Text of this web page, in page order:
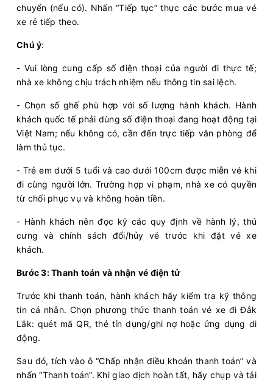
Giá vé: 400.000
18:01 10/08/2026 11/08 02:41 (8 giờ 40 phút)
Bến xe An Sương Văn phòng Buôn Hồ
Hải Luân Limousine 34 giường
Giá vé: 330.000 Còn trống: 16 Chọn mua
18:30 10/08/2026 11/08 03:00(8 giờ 30 phút)
Bến xe Miền
Văn phòng Buôn Mê
Limousine 34 giường
05:00 (10 giờ 30 phút)
Bến xe Miền Đông Bến xe Krông Năng
Giá vé:400.000 Còn trống:20 Chọn mua
chuyển (nếu có). Nhấn “Tiếp tục” thực các bước mua vé
xe rẻ tiếp theo.
Chú ý:
- Vui lòng cung cấp số điện thoại của người đi thực tế;
nhà xe không chịu trách nhiệm nếu thông tin sai lệch.
- Chọn số ghế phù hợp với số lượng hành khách. Hành
khách quốc tế phải dùng số điện thoại đang hoạt động tại
Việt Nam; nếu không có, cần đến trực tiếp văn phòng để
làm thủ tục.
- Trẻ em dưới 5 tuổi và cao dưới 100cm được miễn vé khi
đi cùng người lớn. Trường hợp vi phạm, nhà xe có quyền
từ chối phục vụ và không hoàn tiền.
- Hành khách nên đọc kỹ các quy định về hành lý, thú
cưng và chính sách đổi/hủy vé trước khi đặt vé xe
khách.
Bước 3: Thanh toán và nhận vé điện tử
Trước khi thanh toán, hành khách hãy kiểm tra kỹ thông
tin cá nhân. Chọn phương thức thanh toán vé xe đi Đắk
Lắk: quét mã QR, thẻ tín dụng/ghi nợ hoặc ứng dụng di
động.
Sau đó, tích vào ô “Chấp nhận điều khoản thanh toán” và
nhấn “Thanh toán”. Khi giao dịch hoàn tất, hãy chụp và tải